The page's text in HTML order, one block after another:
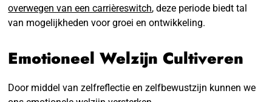
overwegen van een carrièreswitch, deze periode biedt tal
van mogelijkheden voor groei en ontwikkeling.
Emotioneel Welzijn Cultiveren
Door middel van zelfreflectie en zelfbewustzijn kunnen we